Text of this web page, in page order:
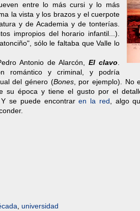
entre lo más cursi y lo más
la vista y los brazos y el cuerpote
y de Academia y de tonterías.
impropios del horario infantil...).
sólo le faltaba que Valle lo
Antonio de Alarcón,
El clavo
romántico y criminal, y podría
del género (Bones, por ejemplo). No
su época y tiene el gusto por el
Y se puede encontraren la red , algo
universidad